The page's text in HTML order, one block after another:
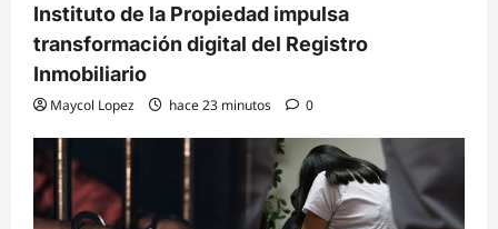
Instituto de la Propiedad impulsa
transformación digital del Registro
Inmobiliario
Maycol Lopez hace 23 minutos 0